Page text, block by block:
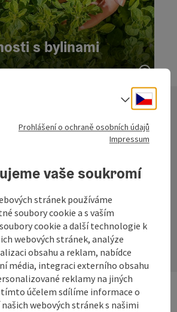
s bylinami
Zkušenosti s bylinam
nabídky
v
Cesky
Volba
Prohlášení o ochraně osobních údajů
Impressum
vaše soukromí
stránek používáme
soubory cookie a s vaším
cookie a další technologie k
webových stránek, analýze
obsahu a reklam, nabídce
média, integraci externího obsahu
reklamy na jiných
účelem sdílíme informace o
webových stránek s našimi